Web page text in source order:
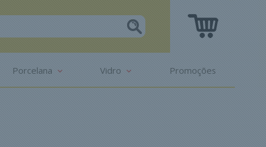
Porcelana Vidro Promoções